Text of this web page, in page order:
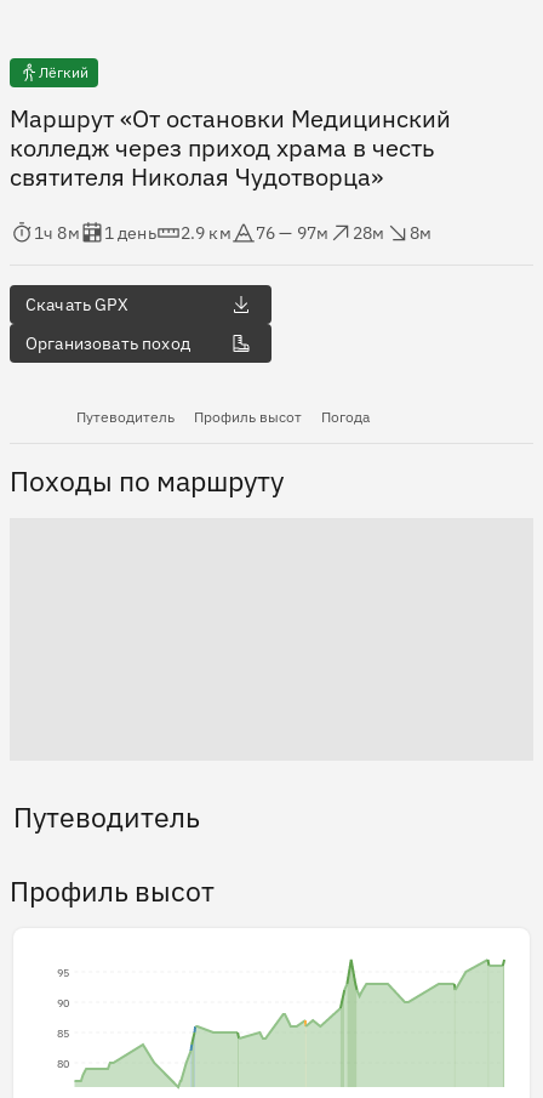
Лёгкий
Маршрут «От остановки Медицинский
колледж через приход храма в честь
святителя Николая Чудотворца»
в пути
1ч 8м
Оценка в днях
1 день
Дистанция
2.9 км
Абсолютная высота
76 — 97м
Набор высоты
28м
Сброс высоты
8м
Скачать GPX
Организовать поход
Путеводитель Профиль высот Погода
Походы по маршруту
Путеводитель
Профиль высот
80
85
90
95